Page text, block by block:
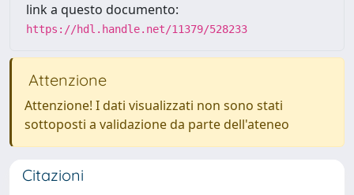
link a questo documento:
https://hdl.handle.net/11379/528233
Attenzione
Attenzione! I dati visualizzati non sono stati
sottoposti a validazione da parte dell'ateneo
Citazioni